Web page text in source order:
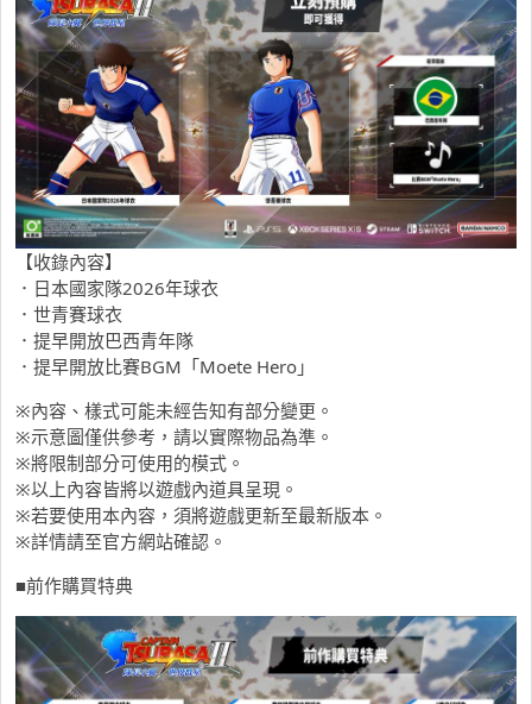
【收錄內容】
．日本國家隊2026年球衣
．世青賽球衣
．提早開放巴西青年隊
．提早開放比賽BGM「Moete Hero」
※內容、樣式可能未經告知有部分變更。
※示意圖僅供參考，請以實際物品為準。
※將限制部分可使用的模式。
※以上內容皆將以遊戲內道具呈現。
※若要使用本內容，須將遊戲更新至最新版本。
※詳情請至官方網站確認。
■前作購買特典